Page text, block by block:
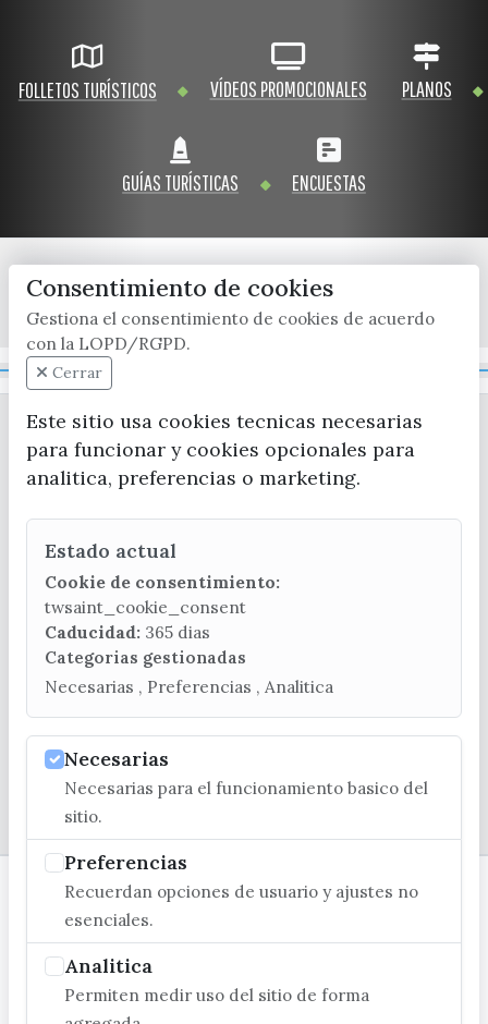
FOLLETOS TURÍSTICOS VÍDEOS PROMOCIONALES PLANOS
GUÍAS TURÍSTICAS ENCUESTAS
x / twitter facebook youtube instagram
CONTACTA CON LA OFICINA DE TURISMO
(+34) 952 541 104
turismo@velezmalaga.es
C/ Poniente, 2. CP 29740 - Torre del Mar
Consentimiento de cookies
Gestiona el consentimiento de cookies de acuerdo
con la LOPD/RGPD.
Cerrar
Este sitio usa cookies tecnicas necesarias
para funcionar y cookies opcionales para
analitica, preferencias o marketing.
Estado actual
Cookie de consentimiento:
twsaint_cookie_consent
Caducidad: 365 dias
Categorias gestionadas
Necesarias , Preferencias , Analitica
Necesarias
Necesarias para el funcionamiento basico del
sitio.
Preferencias
Recuerdan opciones de usuario y ajustes no
esenciales.
Analitica
Permiten medir uso del sitio de forma